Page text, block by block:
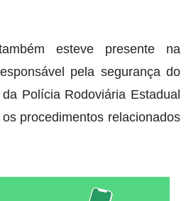
esteve presente na
pela segurança do
Polícia Rodoviária Estadual
procedimentos relacionados